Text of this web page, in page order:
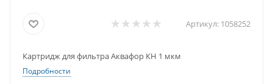
Артикул: 1058252
Картридж для фильтра Аквафор КН 1 мкм
Подробности